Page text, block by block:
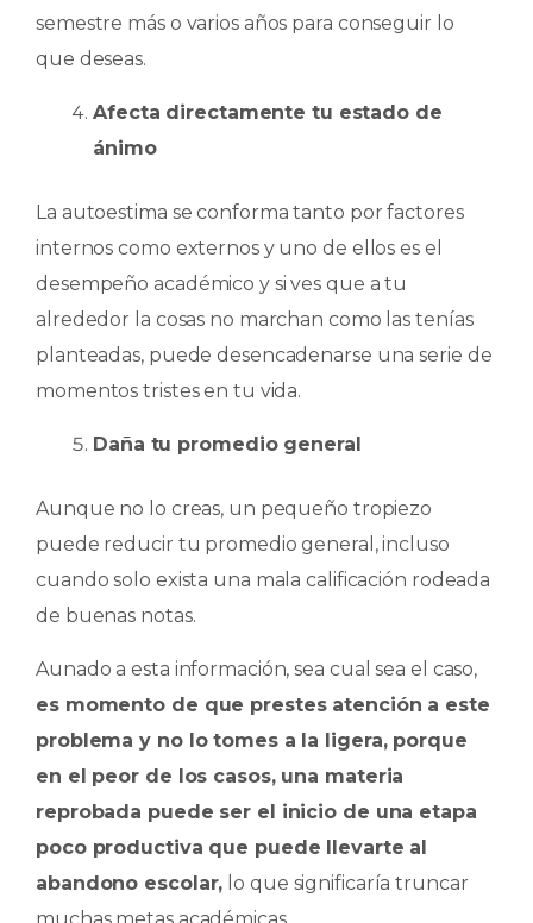
semestre más o varios años para conseguir lo
que deseas.
Afecta directamente tu estado de
ánimo
La autoestima se conforma tanto por factores
internos como externos y uno de ellos es el
desempeño académico y si ves que a tu
alrededor la cosas no marchan como las tenías
planteadas, puede desencadenarse una serie de
momentos tristes en tu vida.
Daña tu promedio general
Aunque no lo creas, un pequeño tropiezo
puede reducir tu promedio general, incluso
cuando solo exista una mala calificación rodeada
de buenas notas.
Aunado a esta información, sea cual sea el caso,
es momento de que prestes atención a este
problema y no lo tomes a la ligera, porque
en el peor de los casos, una materia
reprobada puede ser el inicio de una etapa
poco productiva que puede llevarte al
abandono escolar, lo que significaría truncar